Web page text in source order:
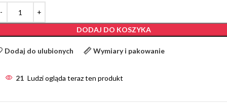
DODAJ DO KOSZYKA
Dodaj do ulubionych Wymiary i pakowanie
21 Ludzi ogląda teraz ten produkt